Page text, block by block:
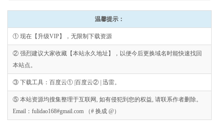
温馨提示：
① 现在【升级VIP】，无限制下载资源
② 强烈建议大家收藏【本站永久地址】，以便今后更换域名时能快速找回
本站点。
③ 下载工具：百度云① |百度云② | 迅雷。
⑤ 本站资源均搜集整理于互联网, 如有侵犯到您的权益, 请联系作者删除。
Email：fulidao168#gmail.com （# 换成 @）